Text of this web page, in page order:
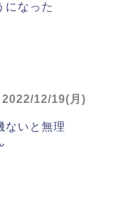
になった
2022/12/19(月)
ないと無理